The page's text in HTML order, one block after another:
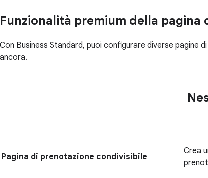
Funzionalità premium della
Con Business Standard, puoi configurare diverse
ancora.
Pagina di prenotazione condivisibile
Crea